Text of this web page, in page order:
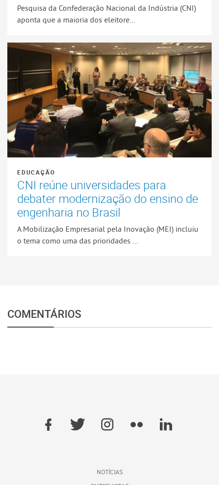
Pesquisa da Confederação Nacional da Indústria (CNI)
aponta que a maioria dos eleitore...
EDUCAÇÃO
CNI reúne universidades para
debater modernização do ensino de
engenharia no Brasil
A Mobilização Empresarial pela Inovação (MEI) incluiu
o tema como uma das prioridades ...
COMENTÁRIOS
NOTÍCIAS